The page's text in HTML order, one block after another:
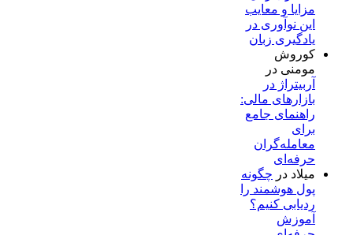
مزایا و معایب
این نوآوری در
یادگیری زبان
کوروش
مومنی در
آربیتراژ در
بازارهای مالی:
راهنمای جامع
برای
معامله‌گران
حرفه‌ای
میلاد در چگونه
پول هوشمند را
ردیابی کنیم؟
آموزش